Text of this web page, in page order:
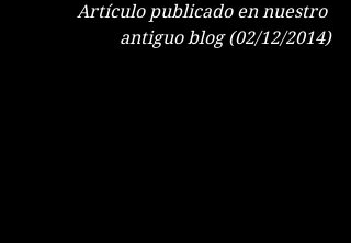
Artículo publicado en nuestro
antiguo blog (02/12/2014)